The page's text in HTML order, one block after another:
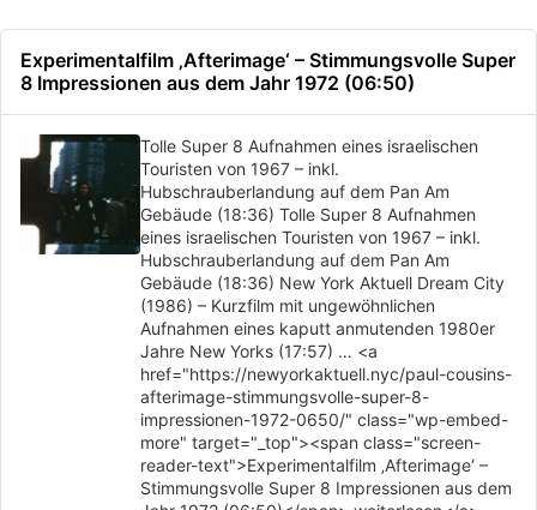
Experimentalfilm ‚Afterimage‘ – Stimmungsvolle Super
8 Impressionen aus dem Jahr 1972 (06:50)
Tolle Super 8 Aufnahmen eines israelischen
Touristen von 1967 – inkl.
Hubschrauberlandung auf dem Pan Am
Gebäude (18:36) Tolle Super 8 Aufnahmen
eines israelischen Touristen von 1967 – inkl.
Hubschrauberlandung auf dem Pan Am
Gebäude (18:36) New York Aktuell Dream City
(1986) – Kurzfilm mit ungewöhnlichen
Aufnahmen eines kaputt anmutenden 1980er
Jahre New Yorks (17:57) … <a
href="https://newyorkaktuell.nyc/paul-cousins-
afterimage-stimmungsvolle-super-8-
impressionen-1972-0650/" class="wp-embed-
more" target="_top"><span class="screen-
reader-text">Experimentalfilm ‚Afterimage‘ –
Stimmungsvolle Super 8 Impressionen aus dem